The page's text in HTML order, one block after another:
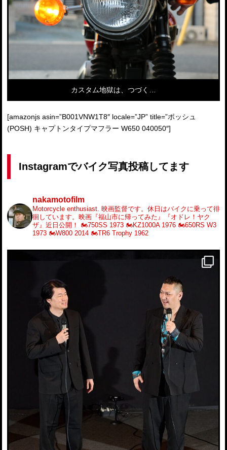
カスタム地獄は、つづく…
[amazonjs asin=”B001VNW1T8″ locale=”JP” title=”ポッシュ
(POSH) キャプトンタイプマフラー W650 040050″]
Instagramでバイク写真投稿してます
nakamotofilm
Motorcycle enthusiast. 映画監督です。休日はバイクに乗って徘
徊しています。映画『福山市に帰ってみた』『オドレ！ヤク
ザ』近日公開！
🏍️750SS 1973 🏍️KZ1000A 1976 🏍️650RS W3
1973 🏍️W800 2014 🏍️TR6 Trophy 1962